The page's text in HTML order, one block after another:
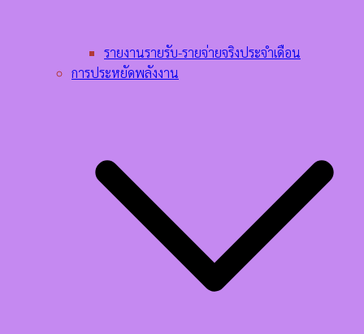
รายงานรายรับ-รายจ่ายจริงประจำเดือน
การประหยัดพลังงาน